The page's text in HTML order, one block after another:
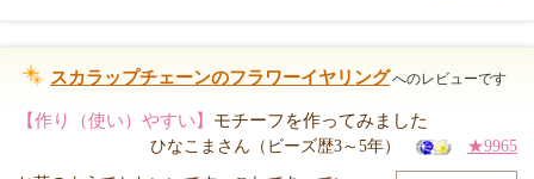
スカラップチェーンのフラワーイヤリングへのレビューです
【作り（使い）やすい】 モチーフを作ってみました
ひなこまさん（ビーズ歴3～5年） ★9965